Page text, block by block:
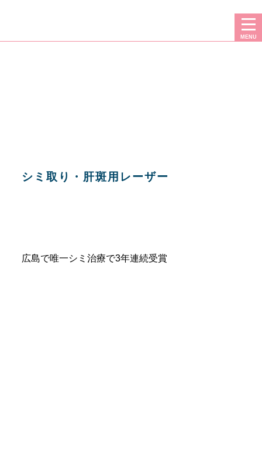
MENU
シミ取り・肝斑用レーザー
広島で唯一シミ治療で3年連続受賞